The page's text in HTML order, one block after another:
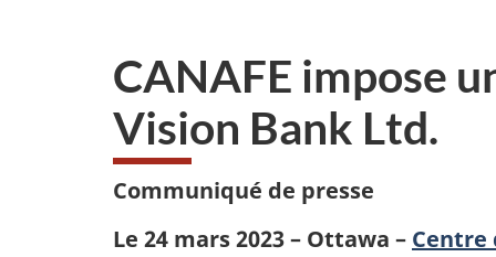
CANAFE impose
Vision Bank Ltd.
Communiqué de presse
Le 24 mars 2023 – ⁠Ottawa – ⁠ Centre